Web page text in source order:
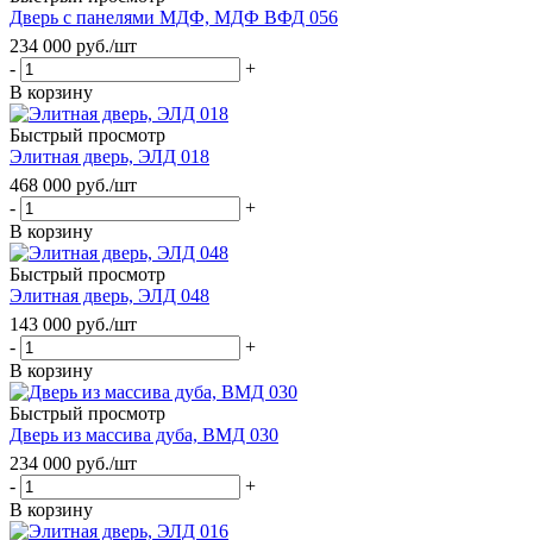
Дверь с панелями МДФ, МДФ ВФД 056
234 000 руб./шт
-
+
В корзину
Быстрый просмотр
Элитная дверь, ЭЛД 018
468 000 руб./шт
-
+
В корзину
Быстрый просмотр
Элитная дверь, ЭЛД 048
143 000 руб./шт
-
+
В корзину
Быстрый просмотр
Дверь из массива дуба, ВМД 030
234 000 руб./шт
-
+
В корзину